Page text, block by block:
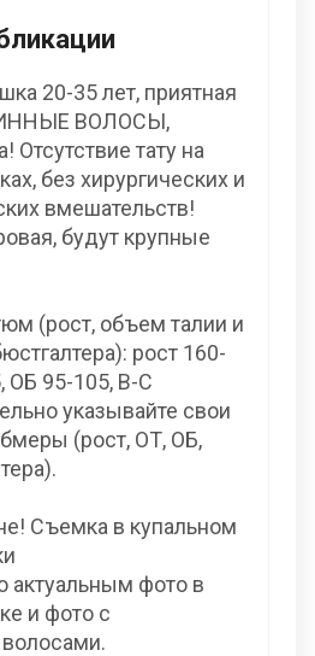
20-35 лет, приятная
ВОЛОСЫ,
Отсутствие тату на
без хирургических и
вмешательств!
будут крупные
(рост, объем талии и
рост 160-
ОБ 95-105, B-C
указывайте свои
(рост, ОТ, ОБ,
Съемка в купальном
актуальным фото в
и фото с